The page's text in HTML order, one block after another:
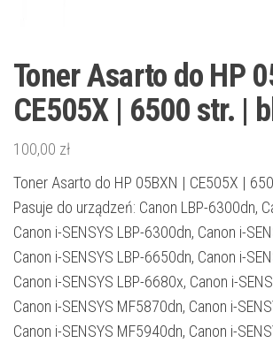
Toner Asarto do HP
CE505X | 6500 str. |
100,00 zł
Toner Asarto do HP 05BXN | CE505X |
Pasuje do urządzeń: Canon LBP-6300dn,
Canon i-SENSYS LBP-6300dn, Canon i-
Canon i-SENSYS LBP-6650dn, Canon i-
Canon i-SENSYS LBP-6680x, Canon i-
Canon i-SENSYS MF5870dn, Canon i-
Canon i-SENSYS MF5940dn, Canon i-